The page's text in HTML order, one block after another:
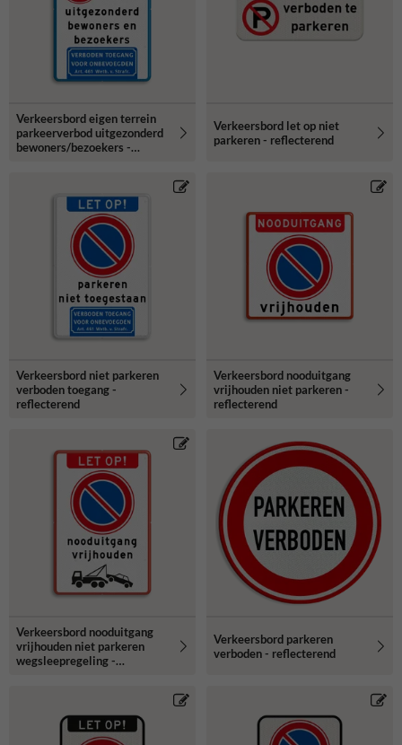
Verkeersbord eigen terrein
parkeerverbod uitgezonderd
bewoners/bezoekers -
Verkeersbord let op niet
parkeren - reflecterend
Verkeersbord niet parkeren
verboden toegang -
reflecterend
Verkeersbord nooduitgang
vrijhouden niet parkeren -
reflecterend
Verkeersbord nooduitgang
vrijhouden niet parkeren
wegsleepregeling -
Verkeersbord parkeren
verboden - reflecterend